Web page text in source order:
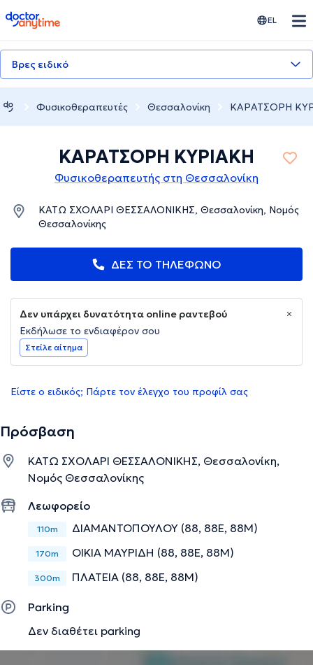
doctoranytime EL
Βρες ειδικό
Φυσικοθεραπευτές Θεσσαλονίκη ΚΑΡΑΤΣΟΡΗ
ΚΑΡΑΤΣΟΡΗ ΚΥΡΙΑΚΗ
Φυσικοθεραπευτής στη Θεσσαλονίκη
ΚΑΤΩ ΣΧΟΛΑΡΙ ΘΕΣΣΑΛΟΝΙΚΗΣ, Θεσσαλονίκη, Νομός
Θεσσαλονίκης
ΔΕΣ ΤΟ ΤΗΛΕΦΩΝΟ
Δεν υπάρχει δυνατότητα online ραντεβού
Εκδήλωσε το ενδιαφέρον σου
Στείλε αίτημα
Είστε ο ειδικός; Πάρτε τον έλεγχο του προφίλ σας
Πρόσβαση
ΚΑΤΩ ΣΧΟΛΑΡΙ ΘΕΣΣΑΛΟΝΙΚΗΣ, Θεσσαλονίκη,
Νομός Θεσσαλονίκης
Λεωφορείο
110m ΔΙΑΜΑΝΤΟΠΟΥΛΟΥ (88, 88Ε, 88Μ)
170m ΟΙΚΙΑ ΜΑΥΡΙΔΗ (88, 88Ε, 88Μ)
300m ΠΛΑΤΕΙΑ (88, 88Ε, 88Μ)
Parking
Δεν διαθέτει parking